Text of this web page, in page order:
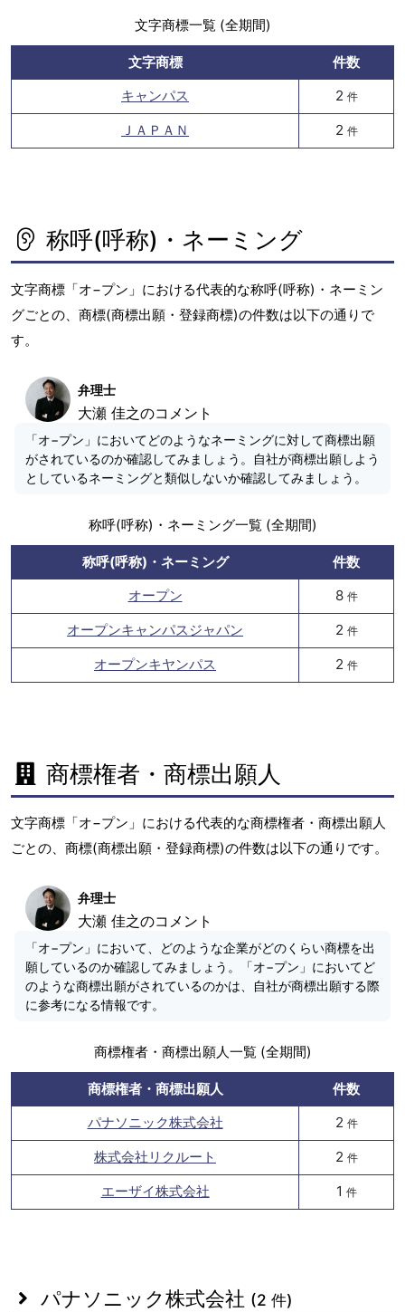
文字商標一覧 (全期間)
文字商標
件数
キャンパス
2 件
ＪＡＰＡＮ 2 件
称呼(呼称)・ネーミング
文字商標「オ−プン」における代表的な称呼(呼称)・ネーミン
グごとの、商標(商標出願・登録商標)の件数は以下の通りで
す。
弁理士
大瀬 佳之のコメント
「オ−プン」においてどのようなネーミングに対して商標出願
がされているのか確認してみましょう。自社が商標出願しよう
としているネーミングと類似しないか確認してみましょう。
称呼(呼称)・ネーミング一覧 (全期間)
称呼(呼称)・ネーミング
件数
オープン
8 件
オープンキャンパスジャパン 2 件
オープンキヤンパス 2 件
商標権者・商標出願人
文字商標「オ−プン」における代表的な商標権者・商標出願人
ごとの、商標(商標出願・登録商標)の件数は以下の通りです。
弁理士
大瀬 佳之のコメント
「オ−プン」において、どのような企業がどのくらい商標を出
願しているのか確認してみましょう。「オ−プン」においてど
のような商標出願がされているのかは、自社が商標出願する際
に参考になる情報です。
商標権者・商標出願人一覧 (全期間)
商標権者・商標出願人
件数
パナソニック株式会社
2 件
株式会社リクルート 2 件
エーザイ株式会社 1 件
パナソニック株式会社 (2 件)